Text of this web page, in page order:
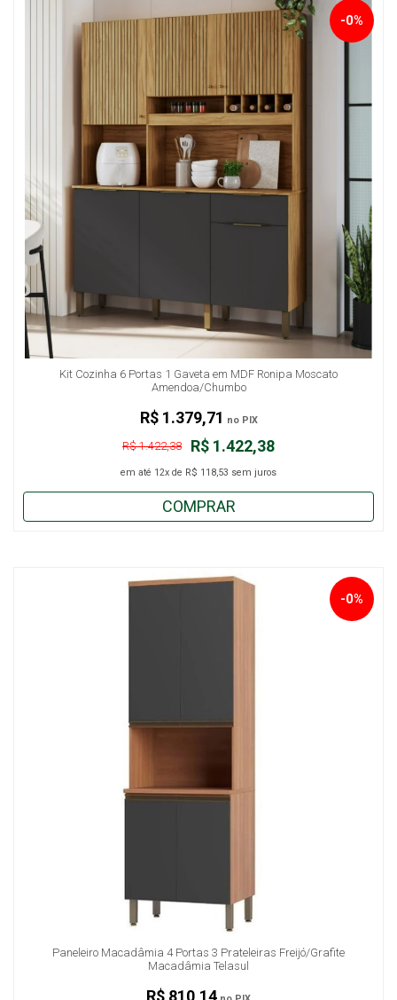
Kit Cozinha 6 Portas 1 Gaveta em MDF Ronipa Moscato
Amendoa/Chumbo
R$ 1.422,38
R$ 1.422,38
-0%
em até 12x de R$ 118,53 sem juros
R$ 1.379,71 no PIX
COMPRAR
Paneleiro Macadâmia 4 Portas 3 Prateleiras Freijó/Grafite
Macadâmia Telasul
-0%
R$ 810,14